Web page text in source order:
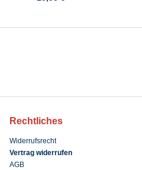
Rechtliches
Widerrufsrecht
Vertrag widerrufen
AGB